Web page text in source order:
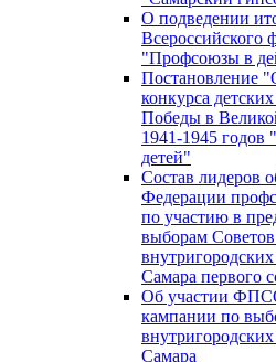
О подведении
"Профсоюзы в
Постановление
конкурса
Победы в
1941-1945 годов
детей"
Состав лидеров
Федерации
по участию в
выборам Советов
Самара первого
Об участии
кампании по
Самара